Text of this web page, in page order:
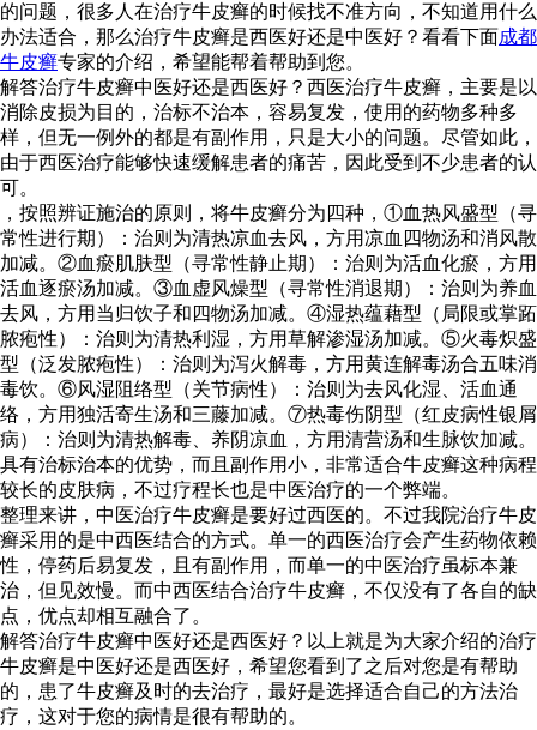
的问题，很多人在治疗牛皮癣的时候找不准方向，不知道用什么
办法适合，那么治疗牛皮癣是西医好还是中医好？看看下面成都
牛皮癣专家的介绍，希望能帮着帮助到您。
解答治疗牛皮癣中医好还是西医好？西医治疗牛皮癣，主要是以
消除皮损为目的，治标不治本，容易复发，使用的药物多种多
样，但无一例外的都是有副作用，只是大小的问题。尽管如此，
由于西医治疗能够快速缓解患者的痛苦，因此受到不少患者的认
可。
，按照辨证施治的原则，将牛皮癣分为四种，①血热风盛型（寻
常性进行期）：治则为清热凉血去风，方用凉血四物汤和消风散
加减。②血瘀肌肤型（寻常性静止期）：治则为活血化瘀，方用
活血逐瘀汤加减。③血虚风燥型（寻常性消退期）：治则为养血
去风，方用当归饮子和四物汤加减。④湿热蕴藉型（局限或掌跖
脓疱性）：治则为清热利湿，方用草解渗湿汤加减。⑤火毒炽盛
型（泛发脓疱性）：治则为泻火解毒，方用黄连解毒汤合五味消
毒饮。⑥风湿阻络型（关节病性）：治则为去风化湿、活血通
络，方用独活寄生汤和三藤加减。⑦热毒伤阴型（红皮病性银屑
病）：治则为清热解毒、养阴凉血，方用清营汤和生脉饮加减。
具有治标治本的优势，而且副作用小，非常适合牛皮癣这种病程
较长的皮肤病，不过疗程长也是中医治疗的一个弊端。
整理来讲，中医治疗牛皮癣是要好过西医的。不过我院治疗牛皮
癣采用的是中西医结合的方式。单一的西医治疗会产生药物依赖
性，停药后易复发，且有副作用，而单一的中医治疗虽标本兼
治，但见效慢。而中西医结合治疗牛皮癣，不仅没有了各自的缺
点，优点却相互融合了。
解答治疗牛皮癣中医好还是西医好？以上就是为大家介绍的治疗
牛皮癣是中医好还是西医好，希望您看到了之后对您是有帮助
的，患了牛皮癣及时的去治疗，最好是选择适合自己的方法治
疗，这对于您的病情是很有帮助的。